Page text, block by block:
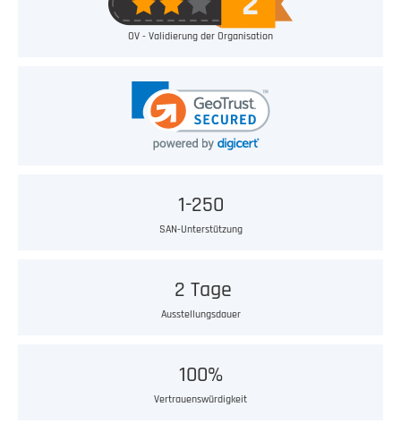
OV - Validierung der Organisation
1-250
SAN-Unterstützung
2 Tage
Ausstellungsdauer
100%
Vertrauenswürdigkeit